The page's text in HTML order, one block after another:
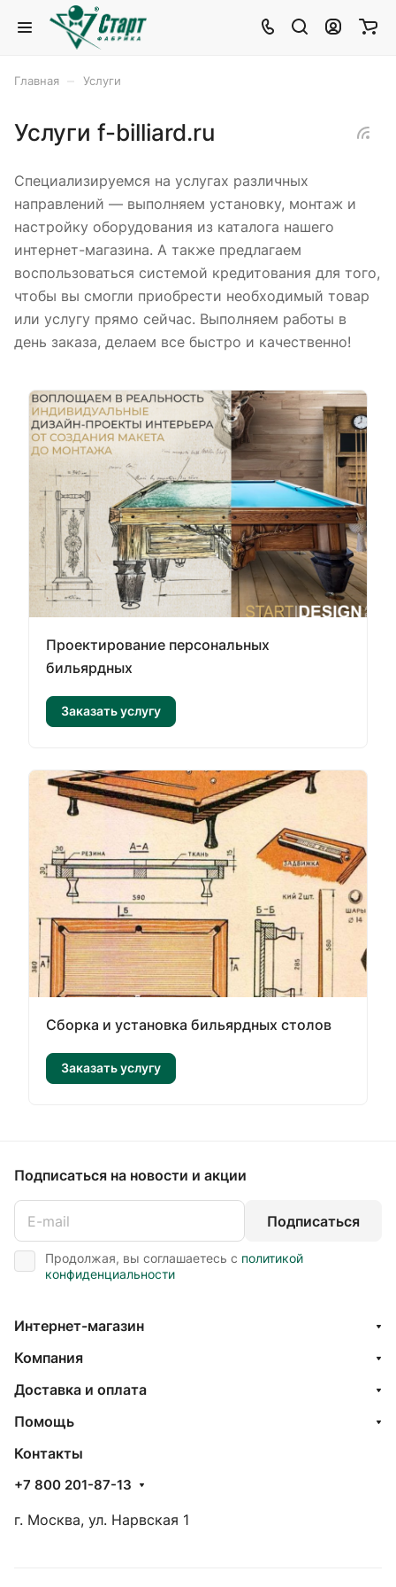
Главная Услуги
Услуги f-billiard.ru
Специализируемся на услугах различных
направлений — выполняем установку, монтаж и
настройку оборудования из каталога нашего
интернет-магазина. А также предлагаем
воспользоваться системой кредитования для того,
чтобы вы смогли приобрести необходимый товар
или услугу прямо сейчас. Выполняем работы в
день заказа, делаем все быстро и качественно!
Проектирование персональных
бильярдных
Заказать услугу
Сборка и установка бильярдных столов
Заказать услугу
Подписаться на новости и акции
Подписаться
Продолжая, вы соглашаетесь с политикой
конфиденциальности
Интернет-магазин
Компания
Доставка и оплата
Помощь
Контакты
+7 800 201-87-13
г. Москва, ул. Нарвская 1